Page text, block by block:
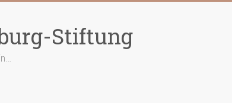
Stiftung